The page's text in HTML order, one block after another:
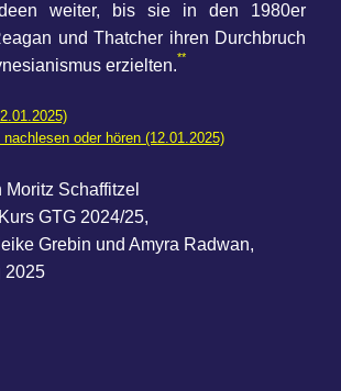
weiter, bis sie in den 1980er
und Thatcher ihren Durchbruch
erzielten.**
oder hören (12.01.2025)
Moritz Schaffitzel
GTG 2024/25,
Grebin und Amyra Radwan,
2025